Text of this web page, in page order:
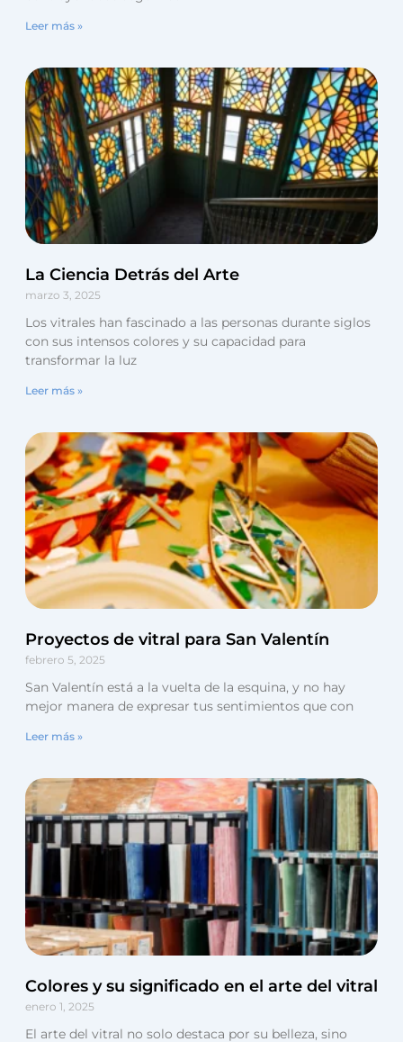
Leer más »
La Ciencia Detrás del Arte
marzo 3, 2025
Los vitrales han fascinado a las personas durante siglos
con sus intensos colores y su capacidad para
transformar la luz
Leer más »
Proyectos de vitral para San Valentín
febrero 5, 2025
San Valentín está a la vuelta de la esquina, y no hay
mejor manera de expresar tus sentimientos que con
Leer más »
Colores y su significado en el arte del vitral
enero 1, 2025
El arte del vitral no solo destaca por su belleza, sino